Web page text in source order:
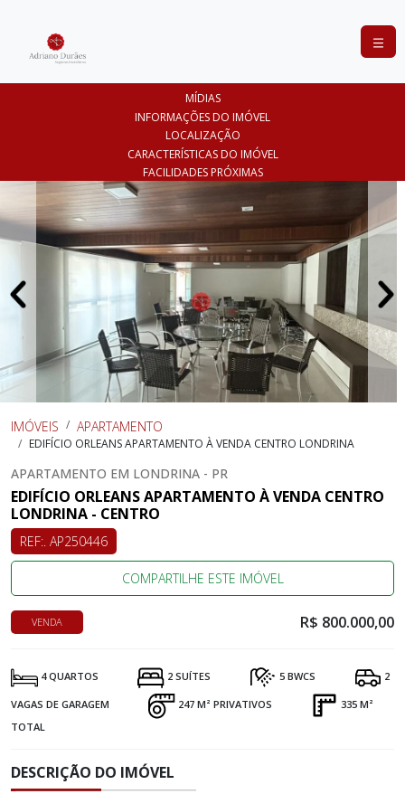
COMPRAR
LANÇAMENTOS
ANUNCIE
SEU
IMÓVEL
CONTATO
MÍDIAS
INFORMAÇÕES DO IMÓVEL
LOCALIZAÇÃO
CARACTERÍSTICAS DO IMÓVEL
FACILIDADES PRÓXIMAS
IMÓVEIS APARTAMENTO
EDIFÍCIO ORLEANS APARTAMENTO À VENDA CENTRO LONDRINA
APARTAMENTO EM LONDRINA - PR
EDIFÍCIO ORLEANS APARTAMENTO À VENDA CENTRO
LONDRINA - CENTRO
REF:. AP250446
COMPARTILHE ESTE IMÓVEL
VENDA R$ 800.000,00
4 QUARTOS 2 SUÍTES 5 BWCS 2
VAGAS DE GARAGEM 247 M² PRIVATIVOS
335 M²
TOTAL
DESCRIÇÃO DO IMÓVEL